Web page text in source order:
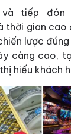
tiếp đón
thời gian
lược
càng cao,
hiếu khách